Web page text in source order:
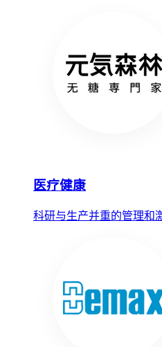
医疗健康
科研与生产并重的管理和